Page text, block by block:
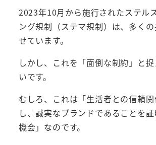
2023年10月から施行されたステル
ング規制（ステマ規制）は、多く
せています。
しかし、これを「面倒な制約」と
いです。
むしろ、これは「生活者との信頼
し、誠実なブランドであることを
機会」なのです。